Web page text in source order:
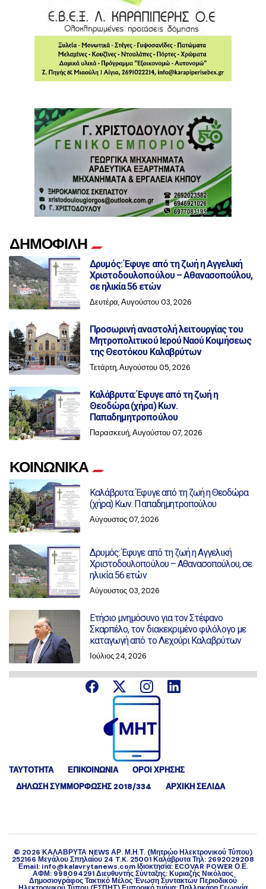
ΔΗΜΟΦΙΛΗ
Δρυμός: Έφυγε από τη ζωή η Αγγελική
Χριστοδουλοπούλου – Αθανασοπούλου,
σε ηλικία 56 ετών
Δευτέρα, Αυγούστου 03, 2026
Προσωρινή αναστολή λειτουργίας του
Μητροπολιτικού Ιερού Ναού Κοιμήσεως
της Θεοτόκου Καλαβρύτων
Τετάρτη, Αυγούστου 05, 2026
Καλάβρυτα: Έφυγε από τη ζωή η
Θεοδώρα (χήρα) Κων.
Παπαδημητροπούλου
Παρασκευή, Αυγούστου 07, 2026
ΚΟΙΝΩΝΙΚΑ
Καλάβρυτα: Έφυγε από τη ζωή η Θεοδώρα
(χήρα) Κων. Παπαδημητροπούλου
Αύγουστος 07, 2026
Δρυμός: Έφυγε από τη ζωή η Αγγελική
Χριστοδουλοπούλου – Αθανασοπούλου, σε
ηλικία 56 ετών
Αύγουστος 03, 2026
Ετήσιο μνημόσυνο για τον Στέφανο
Σκαρπέλο, τον διακεκριμένο φιλόλογο με
καταγωγή από το Λεχούρι Καλαβρύτων
Ιούλιος 24, 2026
ΤΑΥΤΟΤΗΤΑ ΕΠΙΚΟΙΝΩΝΙΑ
ΟΡΟΙ ΧΡΗΣΗΣ
ΔΉΛΩΣΗ ΣΥΜΜΌΡΦΩΣΗΣ 2018/334
ΑΡΧΙΚΗ ΣΕΛΙΔΑ
© 2026 ΚΑΛΑΒΡΥΤΑ NEWS ΑΡ. Μ.Η.Τ. (Μητρώο Ηλεκτρονικού Τύπου)
252166 Μεγάλου Σπηλαίου 24 T.K. 25001 Καλάβρυτα Τηλ: 2692029208
Εmail: info@kalavrytanews.com Ιδιοκτησία: ECOVAR POWER Ο.Ε.
ΑΦΜ: 998094291 Διευθυντής Σύνταξης: Κυριαζής Νικόλαος
Δημοσιογράφος Τακτικό Μέλος Ένωση Συντακτών Περιοδικού